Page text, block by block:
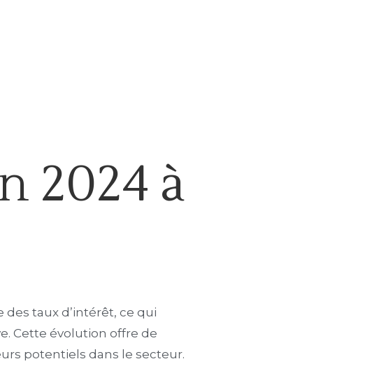
2024 à
des taux d’intérêt, ce qui
Cette évolution offre de
potentiels dans le secteur.